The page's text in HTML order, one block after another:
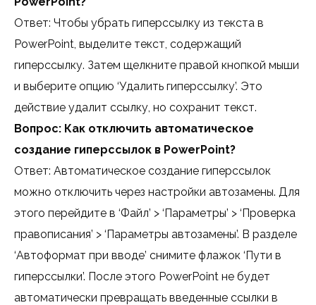
Ответ: Чтобы убрать гиперссылку из текста в
PowerPoint, выделите текст, содержащий
гиперссылку. Затем щелкните правой кнопкой мыши
и выберите опцию ‘Удалить гиперссылку’. Это
действие удалит ссылку, но сохранит текст.
Вопрос: Как отключить автоматическое
создание гиперссылок в PowerPoint?
Ответ: Автоматическое создание гиперссылок
можно отключить через настройки автозамены. Для
этого перейдите в ‘Файл’ > ‘Параметры’ > ‘Проверка
правописания’ > ‘Параметры автозамены’. В разделе
‘Автоформат при вводе’ снимите флажок ‘Пути в
гиперссылки’. После этого PowerPoint не будет
автоматически превращать введенные ссылки в